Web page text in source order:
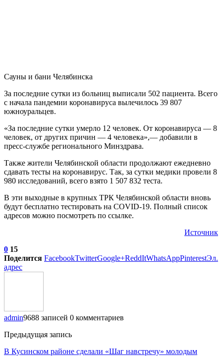
Сауны и бани Челябинска
За последние сутки из больниц выписали 502 пациента. Всего
с начала пандемии коронавируса вылечилось 39 807
южноуральцев.
«За последние сутки умерло 12 человек. От коронавируса — 8
человек, от других причин — 4 человека»,— добавили в
пресс-службе регионального Минздрава.
Также жители Челябинской области продолжают ежедневно
сдавать тесты на коронавирус. Так, за сутки медики провели 8
980 исследований, всего взято 1 507 832 теста.
В эти выходные в крупных ТРК Челябинской области вновь
будут бесплатно тестировать на COVID-19. Полный список
адресов можно посмотреть по ссылке.
Источник
0 15
Поделится FacebookTwitterGoogle+ReddItWhatsAppPinterestЭл.
адрес
admin9688 записей 0 комментариев
Предыдущая запись
В Кусинском районе сделали «Шаг навстречу» молодым